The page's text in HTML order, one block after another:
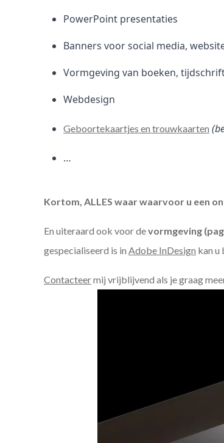
PowerPoint presentaties
Banners voor social media,
Vormgeving van boeken,
Webdesign
Geboortekaartjes en trouwkaarten
…
Kortom, ALLES waar waarvoor u een
En uiteraard ook voor devormgeving
gespecialiseerd is in Adobe InDesign kan u
Contacteermij vrijblijvend als je graag